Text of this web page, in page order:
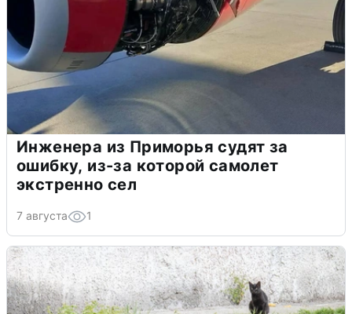
Инженера из Приморья судят за
ошибку, из-за которой самолет
экстренно сел
7 августа 1